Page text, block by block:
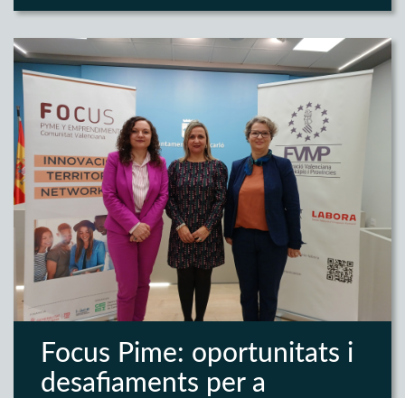
Focus Pime: oportunitats i
desafiaments per a